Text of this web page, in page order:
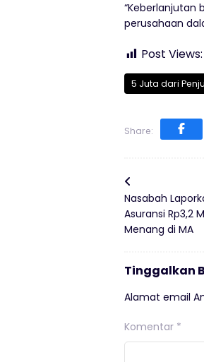
“Keberlanjutan
perusahaan
Post Views:
5 Juta dari
Share:
Nasabah
Asuransi Rp3,2
Menang di MA
Tinggalkan
Alamat email
Komentar *